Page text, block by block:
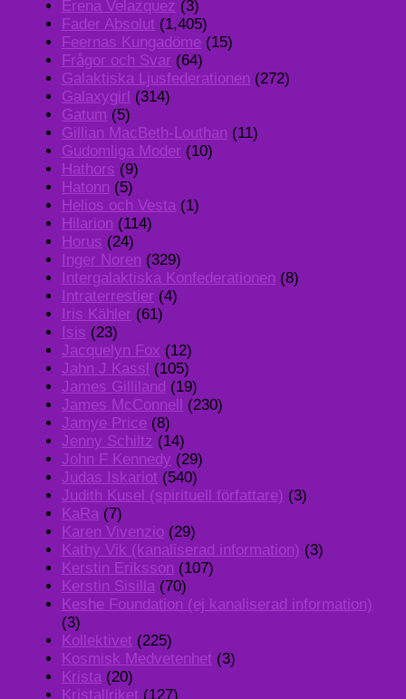
Erena Velazquez (3)
Fader Absolut (1,405)
Feernas Kungadöme (15)
Frågor och Svar (64)
Galaktiska Ljusfederationen (272)
Galaxygirl (314)
Gatum (5)
Gillian MacBeth-Louthan (11)
Gudomliga Moder (10)
Hathors (9)
Hatonn (5)
Helios och Vesta (1)
Hilarion (114)
Horus (24)
Inger Noren (329)
Intergalaktiska Konfederationen (8)
Intraterrestier (4)
Iris Kähler (61)
Isis (23)
Jacquelyn Fox (12)
Jahn J Kassl (105)
James Gilliland (19)
James McConnell (230)
Jamye Price (8)
Jenny Schiltz (14)
John F Kennedy (29)
Judas Iskariot (540)
Judith Kusel (spirituell författare) (3)
KaRa (7)
Karen Vivenzio (29)
Kathy Vik (kanaliserad information) (3)
Kerstin Eriksson (107)
Kerstin Sisilla (70)
Keshe Foundation (ej kanaliserad information)
(3)
Kollektivet (225)
Kosmisk Medvetenhet (3)
Krista (20)
Kristallriket (127)